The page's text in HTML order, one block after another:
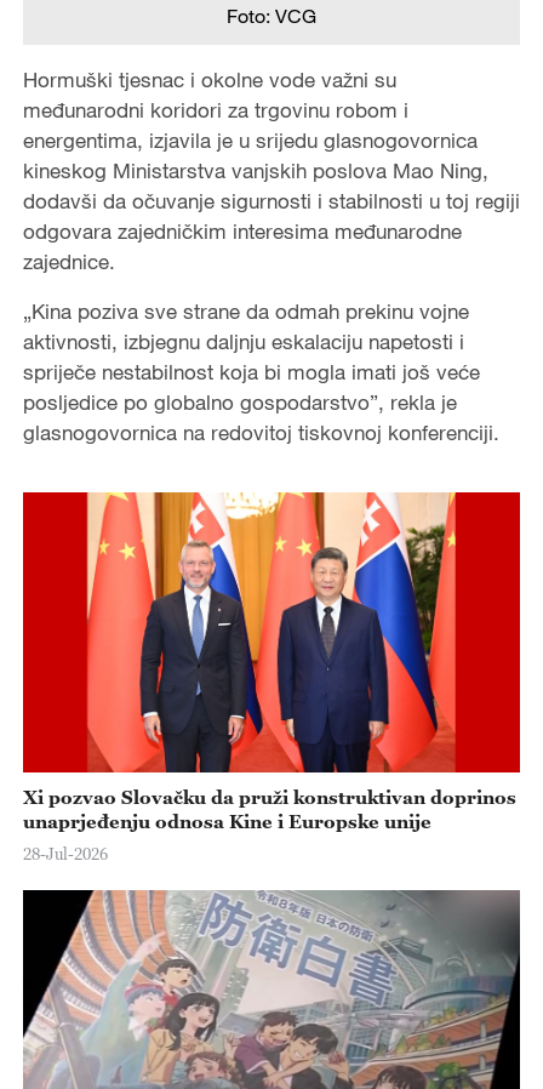
Foto: VCG
Hormuški tjesnac i okolne vode važni su
međunarodni koridori za trgovinu robom i
energentima, izjavila je u srijedu glasnogovornica
kineskog Ministarstva vanjskih poslova Mao Ning,
dodavši da očuvanje sigurnosti i stabilnosti u toj regiji
odgovara zajedničkim interesima međunarodne
zajednice.
„Kina poziva sve strane da odmah prekinu vojne
aktivnosti, izbjegnu daljnju eskalaciju napetosti i
spriječe nestabilnost koja bi mogla imati još veće
posljedice po globalno gospodarstvo”, rekla je
glasnogovornica na redovitoj tiskovnoj konferenciji.
Xi pozvao Slovačku da pruži konstruktivan doprinos
unaprjeđenju odnosa Kine i Europske unije
28-Jul-2026